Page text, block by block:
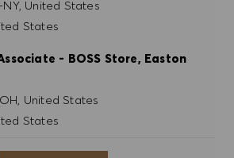
United States
States
- BOSS Store, Easton
United States
States